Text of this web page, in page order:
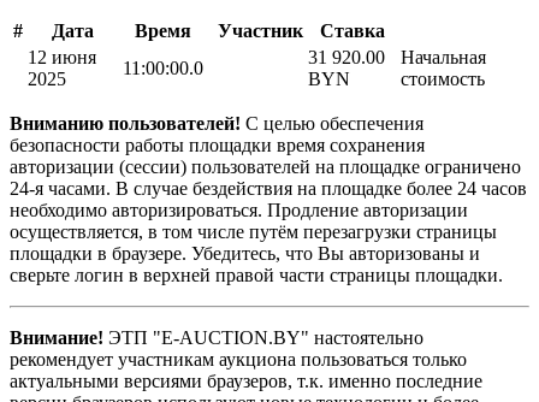
# Дата Время Участник
Ставка
12 июня
2025
11:00:00.0
31 920.00
BYN
Начальная
стоимость
Вниманию пользователей! С целью обеспечения
безопасности работы площадки время сохранения
авторизации (сессии) пользователей на площадке ограничено
24-я часами. В случае бездействия на площадке более 24 часов
необходимо авторизироваться. Продление авторизации
осуществляется, в том числе путём перезагрузки страницы
площадки в браузере. Убедитесь, что Вы авторизованы и
сверьте логин в верхней правой части страницы площадки.
Внимание! ЭТП "E-AUCTION.BY" настоятельно
рекомендует участникам аукциона пользоваться только
актуальными версиями браузеров, т.к. именно последние